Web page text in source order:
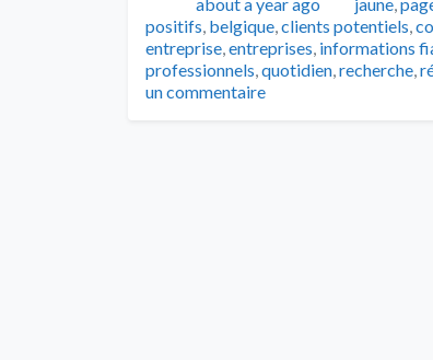
positifs, belgique,clients potentiels,
entreprise,entreprises, informations
professionnels,quotidien,recherche,
un commentaire